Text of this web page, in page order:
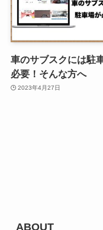
車のサブスクには駐
必要！そんな方へ
2023年4月27日
ABOUT